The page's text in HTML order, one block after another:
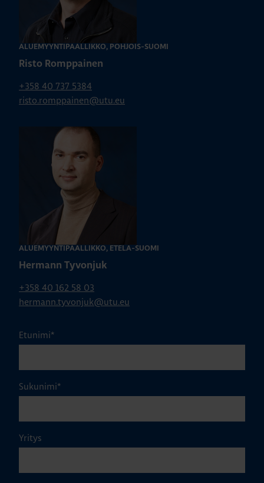
ALUEMYYNTIPÄÄLLIKKÖ, POHJOIS-SUOMI
Risto Romppainen
+358 40 737 5384
risto.romppainen@utu.eu
ALUEMYYNTIPÄÄLLIKKÖ, ETELÄ-SUOMI
Hermann Tyvonjuk
+358 40 162 58 03
hermann.tyvonjuk@utu.eu
Etunimi*
Sukunimi*
Yritys